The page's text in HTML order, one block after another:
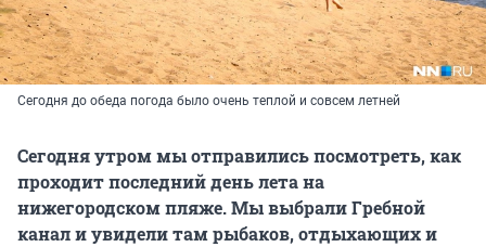
Сегодня до обеда погода было очень теплой и совсем летней
Сегодня утром мы отправились посмотреть, как
проходит последний день лета на
нижегородском пляже. Мы выбрали Гребной
канал и увидели там рыбаков, отдыхающих и